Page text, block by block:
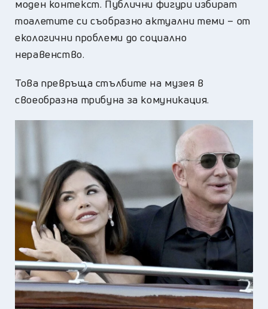
моден контекст. Публични фигури избират
тоалетите си съобразно актуални теми – от
екологични проблеми до социално
неравенство.
Това превръща стълбите на музея в
своеобразна трибуна за комуникация.